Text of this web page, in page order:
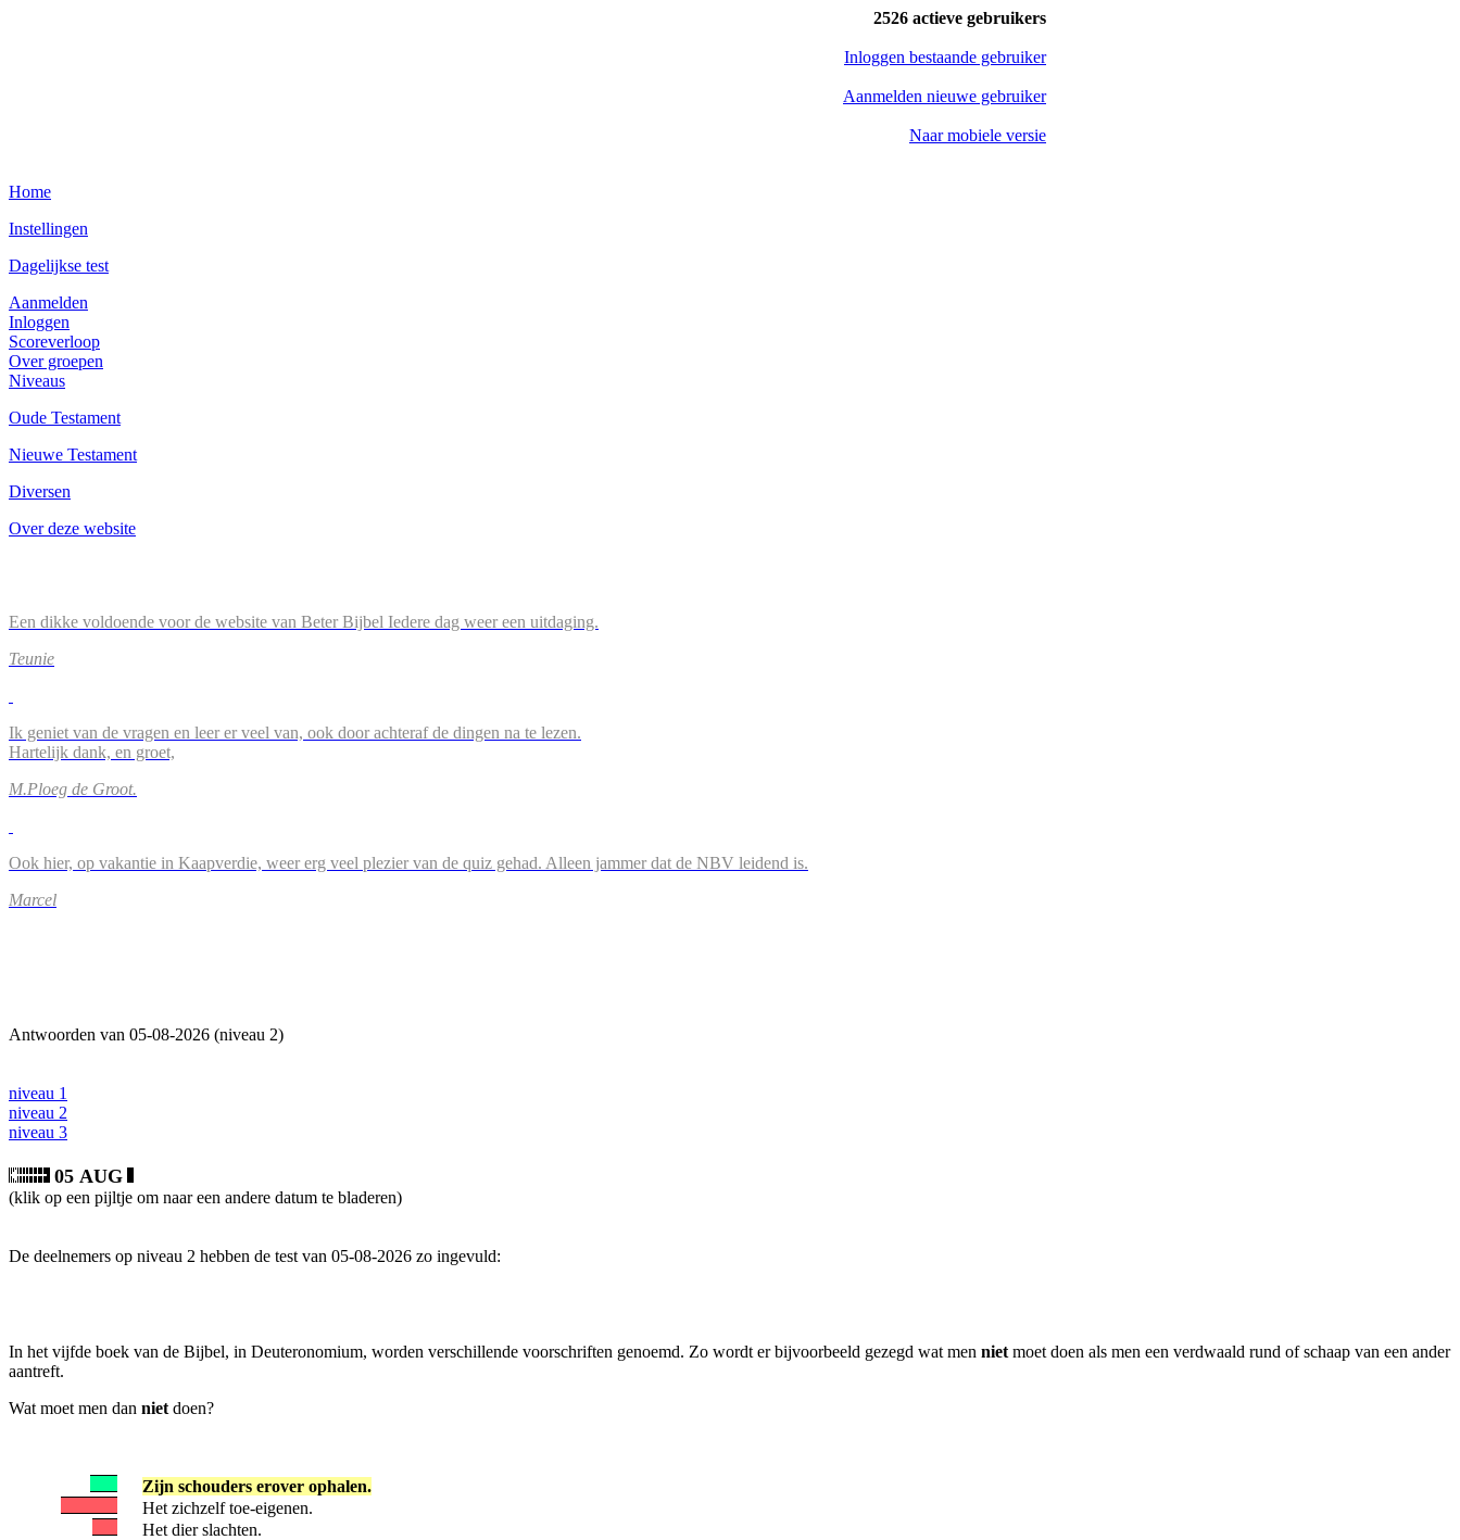
2526 actieve gebruikers
Inloggen bestaande gebruiker
Aanmelden nieuwe gebruiker
Naar mobiele versie
Home
Instellingen
Dagelijkse test
Aanmelden
Inloggen
Scoreverloop
Over groepen
Niveaus
Oude Testament
Nieuwe Testament
Diversen
Over deze website
Een dikke voldoende voor de website van Beter Bijbel Iedere dag weer een uitdaging.
Teunie
Ik geniet van de vragen en leer er veel van, ook door achteraf de dingen na te lezen.
Hartelijk dank, en groet,
M.Ploeg de Groot.
Ook hier, op vakantie in Kaapverdie, weer erg veel plezier van de quiz gehad. Alleen jammer dat de NBV leidend is.
Marcel
Antwoorden van 05-08-2026 (niveau 2)
niveau 1
niveau 2
niveau 3
05 AUG
(klik op een pijltje om naar een andere datum te bladeren)
De deelnemers op niveau 2 hebben de test van 05-08-2026 zo ingevuld:
In het vijfde boek van de Bijbel, in Deuteronomium, worden verschillende voorschriften genoemd. Zo wordt er bijvoorbeeld gezegd wat men niet moet doen als men een verdwaald rund of schaap van een ander
aantreft.
Wat moet men dan niet doen?
Zijn schouders erover ophalen.
Het zichzelf toe-eigenen.
Het dier slachten.